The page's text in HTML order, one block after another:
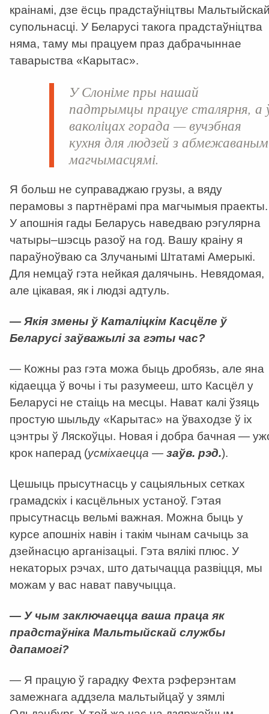
краінамі, дзе ёсць прадстаўніцтвы
супольнасці. У Беларусі такога прадстаўніцтва
няма, таму мы працуем праз дабрачыннае
таварыства «Карытас».
У Слоніме пры нашай
падтрымцы працуе сталярня, а
ваколіцах горада — вучэбная
кухня для людзей з
магчымасцямі.
Я больш не суправаджаю грузы, а вяду
перамовы з партнёрамі пра магчымыя праекты.
У апошнія гады Беларусь наведваю рэгулярна
чатыры–шэсць разоў на год. Вашу краіну я
параўноўваю са Злучанымі Штатамі Амерыкі.
Для немцаў гэта нейкая далячынь. Невядомая,
але цікавая, як і людзі адтуль.
— Якія змены ў Каталіцкім Касцёле ў
Беларусі заўважылі за гэты час?
— Кожны раз гэта можа быць дробязь, але яна
кідаецца ў вочы і ты разумееш, што Касцёл у
Беларусі не стаіць на месцы. Нават калі ўзяць
простую шыльду «Карытас» на ўваходзе ў іх
цэнтры ў Ляскоўцы. Новая і добра бачная —
крок наперад (усміхаецца — заўв. рэд.).
Цешыць прысутнасць у сацыяльных сетках
грамадскіх і касцёльных устаноў. Гэтая
прысутнасць вельмі важная. Можна быць у
курсе апошніх навін і такім чынам сачыць за
дзейнасцю арганізацыі. Гэта вялікі плюс. У
некаторых рэчах, што датычацца развіцця, мы
можам у вас нават павучыцца.
— У чым заключаецца ваша праца як
прадстаўніка Мальтыйскай службы
дапамогі?
— Я працую ў гарадку Фехта рэферэнтам
замежнага аддзела мальтыйцаў у зямлі